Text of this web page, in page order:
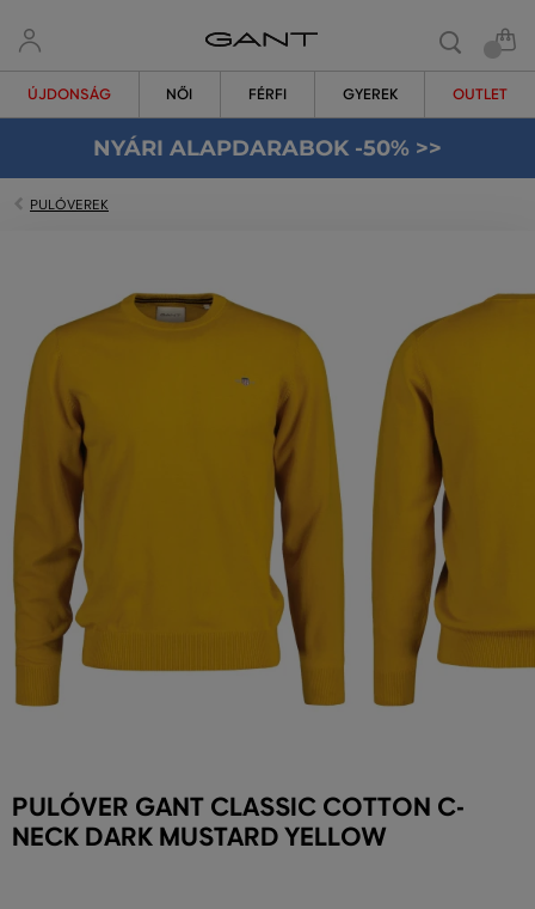
ÚJDONSÁG NŐI FÉRFI GYEREK OUTLET
NYÁRI ALAPDARABOK -50% >>
PULÓVEREK
PULÓVER GANT CLASSIC COTTON C-
NECK DARK MUSTARD YELLOW